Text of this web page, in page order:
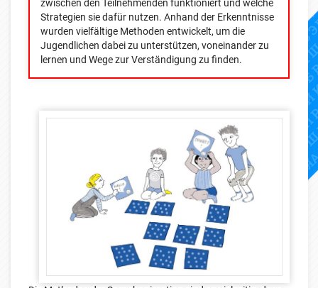
zwischen den Teilnehmenden funktioniert und welche
Strategien sie dafür nutzen. Anhand der Erkenntnisse
wurden vielfältige Methoden entwickelt, um die
Jugendlichen dabei zu unterstützen, voneinander zu
lernen und Wege zur Verständigung zu finden.